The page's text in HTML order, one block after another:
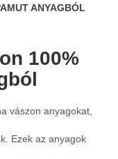
ANYAGBÓL
100%
vászon anyagokat,
Ezek az anyagok